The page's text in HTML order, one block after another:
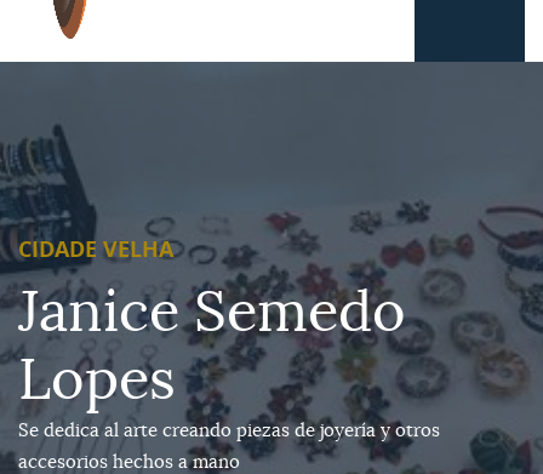
CIDADE VELHA
Janice Semedo
Lopes
Se dedica al arte creando piezas de joyería y otros
accesorios hechos a mano